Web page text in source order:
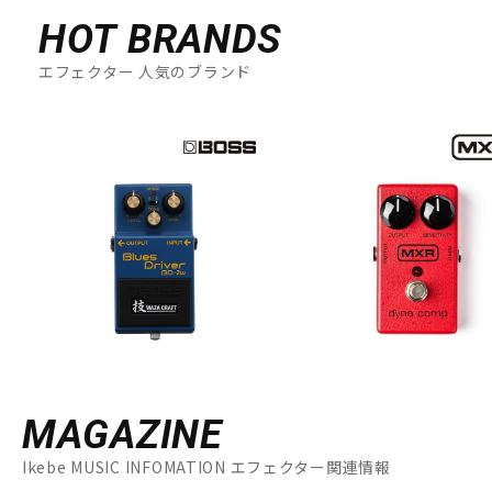
HOT BRANDS
エフェクター 人気のブランド
MAGAZINE
Ikebe MUSIC INFOMATION エフェクター関連情報